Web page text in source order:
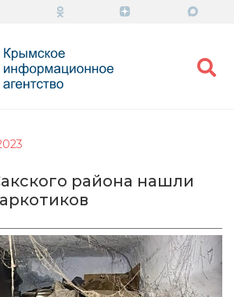
района нашли